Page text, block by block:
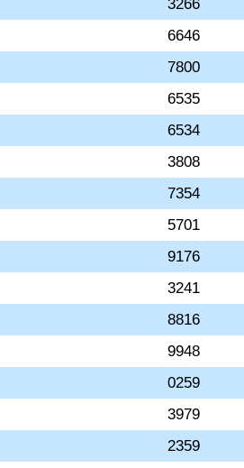
3266
6646
7800
6535
6534
3808
7354
5701
9176
3241
8816
9948
0259
3979
2359